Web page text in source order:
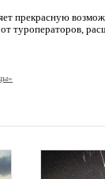
прекрасную
туроператоров,